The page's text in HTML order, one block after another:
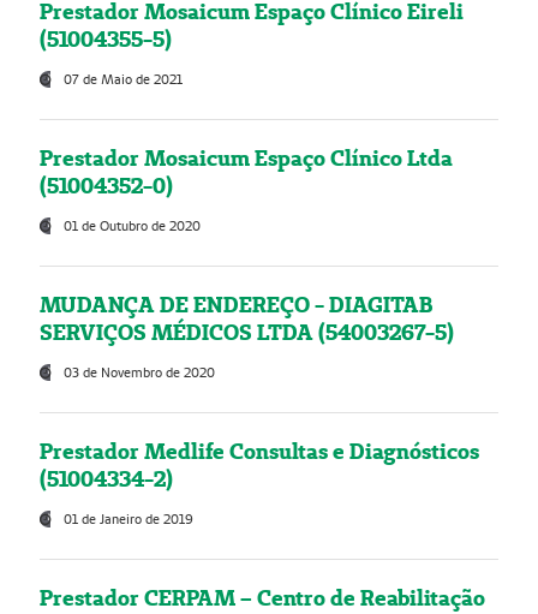
Prestador Mosaicum Espaço Clínico Eireli
(51004355-5)
07 de Maio de 2021
Prestador Mosaicum Espaço Clínico Ltda
(51004352-0)
01 de Outubro de 2020
MUDANÇA DE ENDEREÇO - DIAGITAB
SERVIÇOS MÉDICOS LTDA (54003267-5)
03 de Novembro de 2020
Prestador Medlife Consultas e Diagnósticos
(51004334-2)
01 de Janeiro de 2019
Prestador CERPAM – Centro de Reabilitação